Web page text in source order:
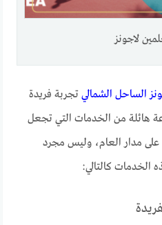
لاجونز
الساحل الشمالي تجربة فريدة
من الخدمات التي تجعل
على مدار العام، وليس مجرد
كالتالي: